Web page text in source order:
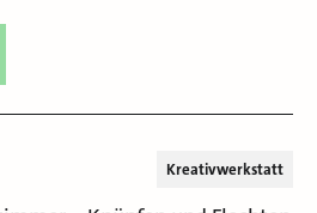
Kreativwerkstatt